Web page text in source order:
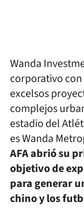
Wanda
corporativo
excelsos
complejos
estadio del
es Wanda
AFA abrió su
objetivo de
para generar
chino y los